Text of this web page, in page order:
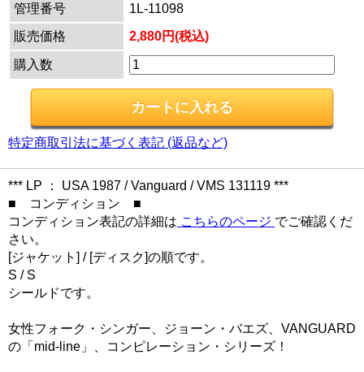
管理番号
1L-11098
販売価格
2,880円(税込)
購入数
特定商取引法に基づく表記 (返品など)
*** LP ： USA 1987 / Vanguard / VMS 131119 ***
■ コンディション ■
コンディション表記の詳細は こちらのページ でご確認くだ
さい。
[ジャケット] / [ディスク]の順です。
S / S
シールドです。
女性フォーク・シンガー、ジョーン・バエズ、VANGUARD
の「mid-line」、コンピレーション・シリーズ！